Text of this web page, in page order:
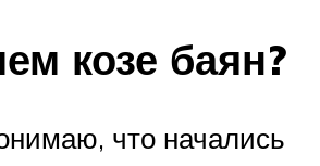
козе баян?
что начались